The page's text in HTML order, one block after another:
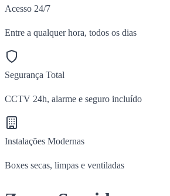
Acesso 24/7
Entre a qualquer hora, todos os dias
Segurança Total
CCTV 24h, alarme e seguro incluído
Instalações Modernas
Boxes secas, limpas e ventiladas